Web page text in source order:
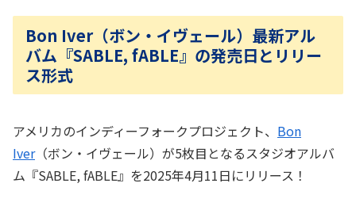
Bon Iver（ボン・イヴェール）最新アル
バム『SABLE, fABLE』の発売日とリリー
ス形式
アメリカのインディーフォークプロジェクト、 Bon
Iver（ボン・イヴェール）が5枚目となるスタジオアルバ
ム『SABLE, fABLE』を2025年4月11日にリリース！